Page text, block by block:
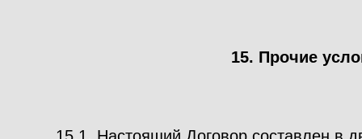
15. Прочие